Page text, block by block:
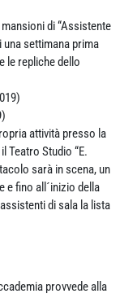
di “Assistente
settimana prima
le repliche dello
attività presso la
Teatro Studio “E.
sarà in scena, un
e fino all´inizio della
di sala la lista
provvede alla